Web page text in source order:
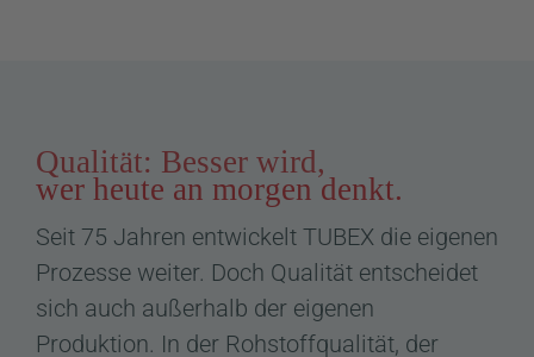
Qualität: Besser wird,
wer heute an morgen denkt.
Seit 75 Jahren entwickelt TUBEX die eigenen
Prozesse weiter. Doch Qualität entscheidet
sich auch außerhalb der eigenen
Produktion. In der Rohstoffqualität, der